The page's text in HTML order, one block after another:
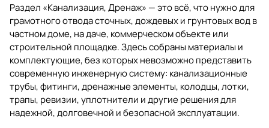
Раздел «Канализация, Дренаж» — это всё, что нужно для
грамотного отвода сточных, дождевых и грунтовых вод в
частном доме, на даче, коммерческом объекте или
строительной площадке. Здесь собраны материалы и
комплектующие, без которых невозможно представить
современную инженерную систему: канализационные
трубы, фитинги, дренажные элементы, колодцы, лотки,
трапы, ревизии, уплотнители и другие решения для
надежной, долговечной и безопасной эксплуатации.